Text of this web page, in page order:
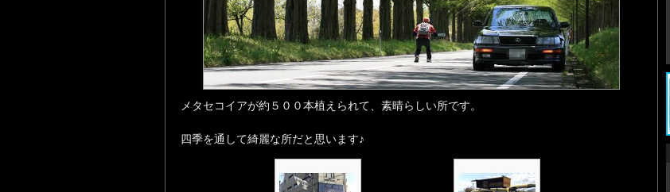
メタセコイアが約５００本植えられて、素晴らしい所です。
四季を通して綺麗な所だと思います♪